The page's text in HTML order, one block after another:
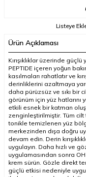
Listeye
Ürün Açıklaması
Kırışıklıklar üzerinde
PEPTIDE içeren yoğun
kasılmaları rahatlatır ve
derinliklerini azaltmaya
daha pürüzsüz ve sıkı bir
görünüm için yüz
etkili esnek bir katman
zenginleştirilmiştir. Tüm cilt
tonikle temizlenen yüz
merkezinden dışa doğru
devam edin. Derin
uygulayın. Daha hızlı ve
uygulamasından sonra OH
krem sürün. Gözle direkt
güçlü etkisi nedeniyle